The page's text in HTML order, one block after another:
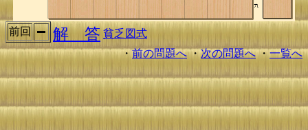
前回 解 答 貧乏図式
・前の問題へ・次の問題へ・一覧へ